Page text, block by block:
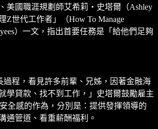
美國職涯規劃師艾希莉‧史塔爾（Ashley
Z世代工作者」（How To Manage
）一文，指出首要任務是「給他們足夠
過程，看見許多前輩、兄姊，因著金融海
學貸款、找不到工作，」史塔爾鼓勵雇主
全感的作為，分別是：提供發揮領導的
通管道、看重薪酬福利。